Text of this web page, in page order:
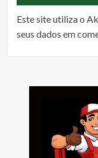
Este site utiliza o
seus dados em